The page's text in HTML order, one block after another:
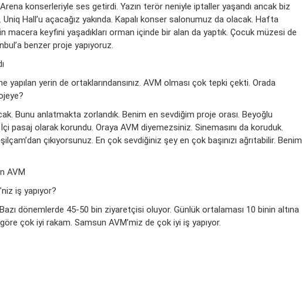
konserleriyle ses getirdi. Yazın terör neniyle iptaller yaşandı ancak biz
Uniq Hall’u açacağız yakında. Kapalı konser salonumuz da olacak. Hafta
macera keyfini yaşadıkları orman içinde bir alan da yaptık. Çocuk müzesi de
benzer proje yapıyoruz.
yapılan yerin de ortaklarındansınız. AVM olması çok tepki çekti. Orada
Bunu anlatmakta zorlandık. Benim en sevdiğim proje orası. Beyoğlu
İçi pasaj olarak korundu. Oraya AVM diyemezsiniz. Sinemasını da koruduk.
çıkıyorsunuz. En çok sevdiğiniz şey en çok başınızı ağrıtabilir. Benim
AVM
iş yapıyor?
dönemlerde 45-50 bin ziyaretçisi oluyor. Günlük ortalaması 10 binin altına
çok iyi rakam. Samsun AVM’miz de çok iyi iş yapıyor.